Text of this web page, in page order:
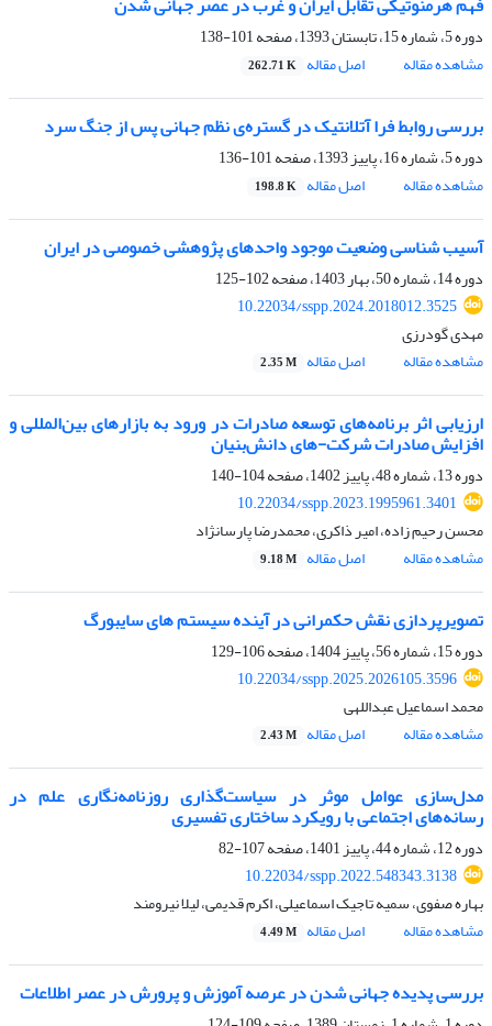
دوره 5، شماره 15، تابستان 1393، صفحه
101-138
مشاهده مقاله
اصل مقاله 262.71 K
بررسی روابط فرا آتلانتیک در گستره‌ی نظم جهانی پس از جنگ سرد
دوره 5، شماره 16، پاییز 1393، صفحه
101-136
مشاهده مقاله
اصل مقاله 198.8 K
آسیب شناسی وضعیت موجود واحدهای پژوهشی خصوصی در ایران
دوره 14، شماره 50، بهار 1403، صفحه
102-125
10.22034/sspp.2024.2018012.3525
مهدی گودرزی
مشاهده مقاله
اصل مقاله 2.35 M
ارزیابی اثر برنامه‌های توسعه صادرات در ورود به بازارهای بین‌المللی و
افزایش صادرات شرکت-های دانش‌بنیان
دوره 13، شماره 48، پاییز 1402، صفحه
104-140
10.22034/sspp.2023.1995961.3401
محسن رحیم زاده، امیر ذاکری، محمدرضا پارسانژاد
مشاهده مقاله
اصل مقاله 9.18 M
تصویرپردازی نقش حکمرانی در آینده سیستم های سایبورگ
دوره 15، شماره 56، پاییز 1404، صفحه
106-129
10.22034/sspp.2025.2026105.3596
محمد اسماعیل عبداللهی
مشاهده مقاله
اصل مقاله 2.43 M
مدل‌سازی عوامل موثر در سیاست‌گذاری روزنامه‌نگاری علم در
رسانه‌های اجتماعی با رویکرد ساختاری تفسیری
دوره 12، شماره 44، پاییز 1401، صفحه
107-82
10.22034/sspp.2022.548343.3138
بهاره صفوی، سمیه تاجیک اسماعیلی، اکرم قدیمی، لیلا نیرومند
مشاهده مقاله
اصل مقاله 4.49 M
بررسی پدیده جهانی شدن در عرصه‌ آموزش و پرورش در عصر اطلاعات